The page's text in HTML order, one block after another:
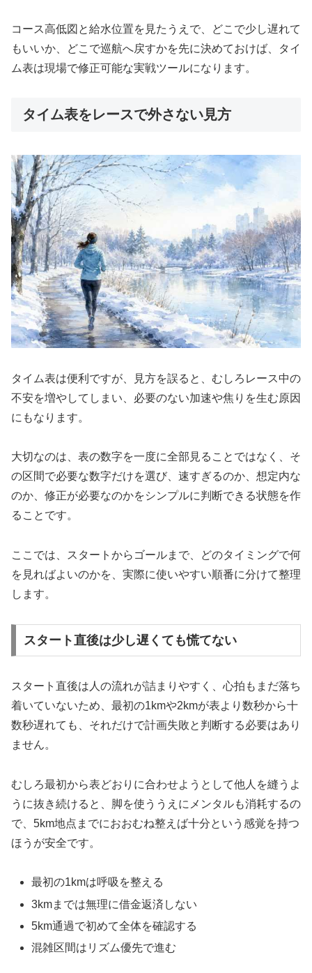
コース高低図と給水位置を見たうえで、どこで少し遅れて
もいいか、どこで巡航へ戻すかを先に決めておけば、タイ
ム表は現場で修正可能な実戦ツールになります。
タイム表をレースで外さない見方
タイム表は便利ですが、見方を誤ると、むしろレース中の
不安を増やしてしまい、必要のない加速や焦りを生む原因
にもなります。
大切なのは、表の数字を一度に全部見ることではなく、そ
の区間で必要な数字だけを選び、速すぎるのか、想定内な
のか、修正が必要なのかをシンプルに判断できる状態を作
ることです。
ここでは、スタートからゴールまで、どのタイミングで何
を見ればよいのかを、実際に使いやすい順番に分けて整理
します。
スタート直後は少し遅くても慌てない
スタート直後は人の流れが詰まりやすく、心拍もまだ落ち
着いていないため、最初の1kmや2kmが表より数秒から十
数秒遅れても、それだけで計画失敗と判断する必要はあり
ません。
むしろ最初から表どおりに合わせようとして他人を縫うよ
うに抜き続けると、脚を使ううえにメンタルも消耗するの
で、5km地点までにおおむね整えば十分という感覚を持つ
ほうが安全です。
最初の1kmは呼吸を整える
3kmまでは無理に借金返済しない
5km通過で初めて全体を確認する
混雑区間はリズム優先で進む